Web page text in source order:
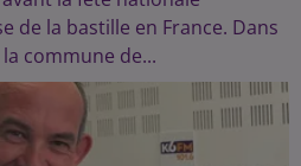
de la bastille en France. Dans
commune de...